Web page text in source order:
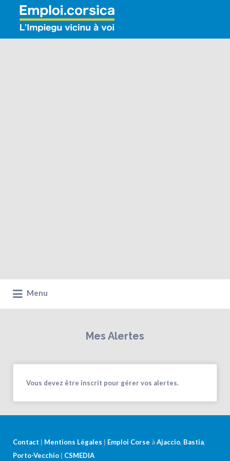
Rechercher:
Menu
Mes Alertes
Vous devez être inscrit pour gérer vos alertes.
Contact | Mentions Légales | Emploi Corse àAjaccio, Bastia,
Porto-Vecchio | CSMEDIA